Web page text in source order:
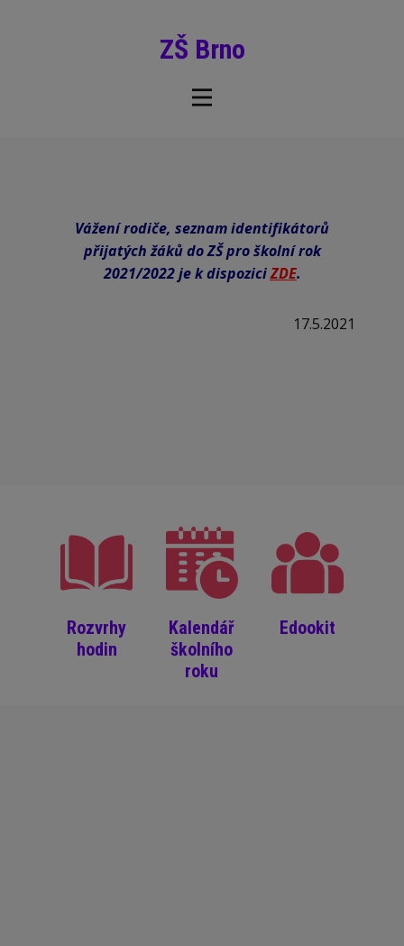
ZŠ Brno
Vážení rodiče, seznam identifikátorů
přijatých žáků do ZŠ pro školní rok
2021/2022 je k dispoziciZDE.
17.5.2021
Rozvrhy
hodin
Kalendář
školního
roku
Edookit